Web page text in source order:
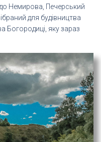
Немирова, Печерський
для будівництва
Богородиці, яку зараз